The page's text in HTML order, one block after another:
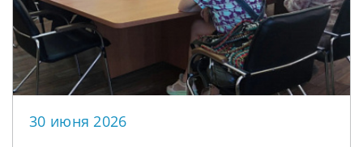
30 июня 2026